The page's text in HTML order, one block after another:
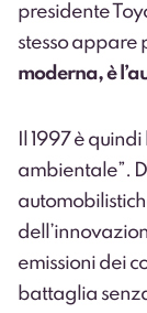
presidente
stesso appare
moderna, è
Il 1997 è
ambientale”.
emissioni dei
battaglia